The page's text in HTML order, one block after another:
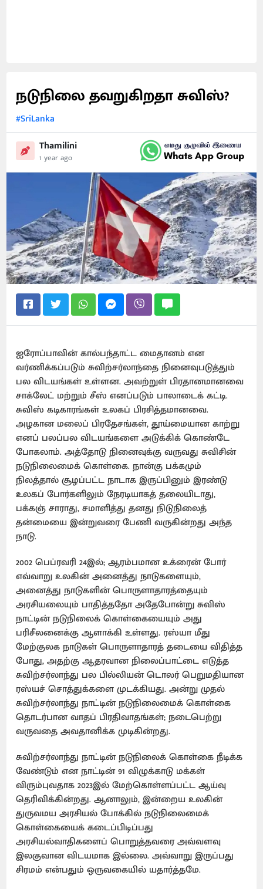
நடுநிலை தவறுகிறதா சுவிஸ்?
#SriLanka
Thamilini
1 year ago
ஐரோப்பாவின் கால்பந்தாட்ட மைதானம் என
வர்ணிக்கப்படும் சுவிற்சர்லாந்தை நினைவுபடுத்தும்
பல விடயங்கள் உள்ளன. அவற்றுள் பிரதானமானவை
சாக்லேட் மற்றும் சீஸ் எனப்படும் பாலாடைக் கட்டி.
சுவிஸ் கடிகாரங்கள் உலகப் பிரசித்தமானவை.
அழகான மலைப் பிரதேசங்கள், தூய்மையான காற்று
எனப் பலப்பல விடயங்களை அடுக்கிக் கொண்டே
போகலாம். அத்தோடு நினைவுக்கு வருவது சுவிசின்
நடுநிலைமைக் கொள்கை. நான்கு பக்கமும்
நிலத்தால் சூழப்பட்ட நாடாக இருப்பினும் இரண்டு
உலகப் போர்களிலும் நேரடியாகத் தலையிடாது,
பக்கஞ் சாராது, சமாளித்து தனது நிடுநிலைத்
தன்மையை இன்றுவரை பேணி வருகின்றது அந்த
நாடு.
2002 பெப்ரவரி 24இல்; ஆரம்பமான உக்ரைன் போர்
எவ்வாறு உலகின் அனைத்து நாடுகளையும்,
அனைத்து நாடுகளின் பொருளாதாரத்தையும்
அரசியலையும் பாதித்ததோ அதேபோன்று சுவிஸ்
நாட்டின் நடுநிலைக் கொள்கையையும் அது
பரிசீலனைக்கு ஆளாக்கி உள்ளது. ரஸ்யா மீது
மேற்குலக நாடுகள் பொருளாதாரத் தடையை விதித்த
போது, அதற்கு ஆதரவான நிலைப்பாட்டை எடுத்த
சுவிற்சர்லாந்து பல பில்லியன் டொலர் பெறுமதியான
ரஸ்யச் சொத்துக்களை முடக்கியது. அன்று முதல்
சுவிற்சர்லாந்து நாட்டின் நடுநிலைமைக் கொள்கை
தொடர்பான வாதப் பிரதிவாதங்கள்; நடைபெற்று
வருவதை அவதானிக்க முடிகின்றது.
சுவிற்சர்லாந்து நாட்டின் நடுநிலைக் கொள்கை நீடிக்க
வேண்டும் என நாட்டின் 91 விழுக்காடு மக்கள்
விரும்புவதாக 2023இல் மேற்கொள்ளப்பட்ட ஆய்வு
தெரிவிக்கின்றது. ஆனாலும், இன்றைய உலகின்
துருவமய அரசியல் போக்கில் நடுநிலைமைக்
கொள்கையைக் கடைப்பிடிப்பது
அரசியல்வாதிகளைப் பொறுத்தவரை அவ்வளவு
இலகுவான விடயமாக இல்லை. அவ்வாறு இருப்பது
சிரமம் என்பதும் ஒருவகையில் யதார்த்தமே.